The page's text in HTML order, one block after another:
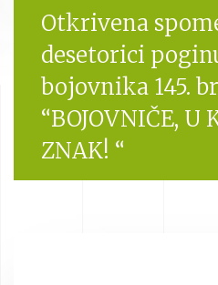
Otkrivena
desetorici
bojovnika 145.
“BOJOVNIČE,
ZNAK! “